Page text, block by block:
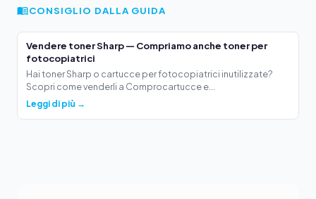
CONSIGLIO DALLA GUIDA
Vendere toner Sharp — Compriamo anche toner per
fotocopiatrici
Hai toner Sharp o cartucce per fotocopiatrici inutilizzate?
Scopri come venderli a Comprocartucce e...
Leggi di più →